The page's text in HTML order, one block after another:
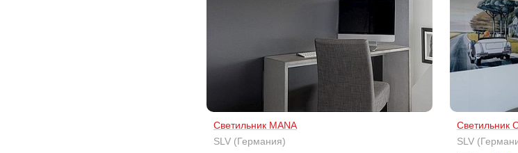
Светильник MANA
SLV (Германия)
Светильник
SLV